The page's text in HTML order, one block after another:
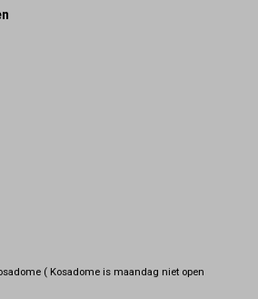
( Kosadome is maandag niet open